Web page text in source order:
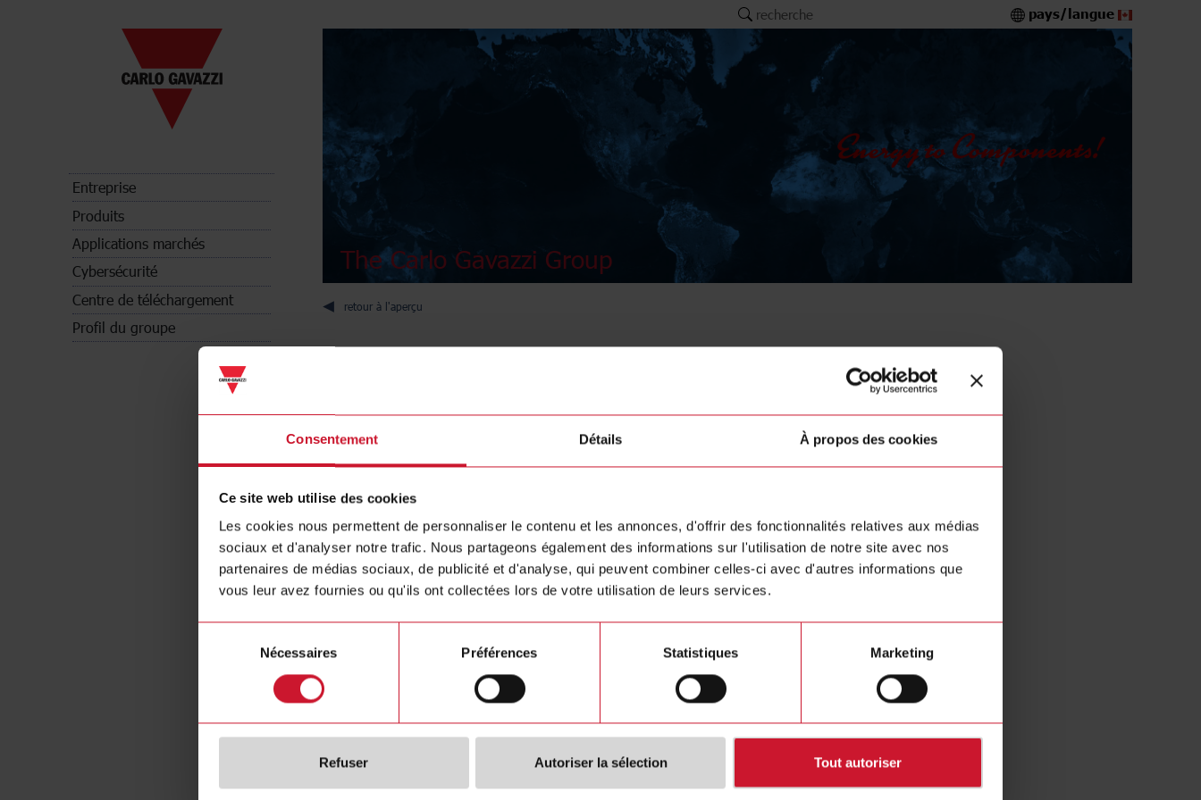
Consentement Détails À propos des cookies
Ce site web utilise des cookies
Les cookies nous permettent de personnaliser le contenu et les annonces, d'offrir des fonctionnalités relatives aux médias
sociaux et d'analyser notre trafic. Nous partageons également des informations sur l'utilisation de notre site avec nos
partenaires de médias sociaux, de publicité et d'analyse, qui peuvent combiner celles-ci avec d'autres informations que
vous leur avez fournies ou qu'ils ont collectées lors de votre utilisation de leurs services.
consentement
Nécessaires Préférences Statistiques Marketing
Refuser Autoriser la sélection Tout autoriser
Entreprise
Produits
Applications marchés
Cybersécurité
Centre de téléchargement
Profil du groupe
recherche pays/langue
The Carlo Gavazzi Group
retour à l'aperçu
SBP2MCG324
Dupline Bus generator for
Détails